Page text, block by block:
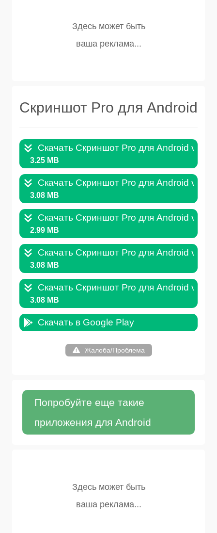
Скриншот Pro для Android
Скачать Скриншот Pro для Android
3.25 MB
Скачать Скриншот Pro для Android
3.08 MB
Скачать Скриншот Pro для Android
2.99 MB
Скачать Скриншот Pro для Android
3.08 MB
Скачать Скриншот Pro для Android
3.08 MB
Скачать в Google Play
Жалоба/Проблема
Попробуйте еще такие
приложения для Android